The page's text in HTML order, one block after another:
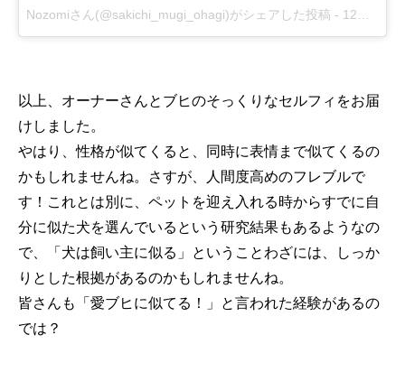
Nozomiさん(@sakichi_mugi_ohagi)がシェアした投稿 - 12月 15, 2017 at 4:25午後 PST
以上、オーナーさんとブヒのそっくりなセルフィをお届
けしました。
やはり、性格が似てくると、同時に表情まで似てくるの
かもしれませんね。さすが、人間度高めのフレブルで
す！これとは別に、ペットを迎え入れる時からすでに自
分に似た犬を選んでいるという研究結果もあるようなの
で、「犬は飼い主に似る」ということわざには、しっか
りとした根拠があるのかもしれませんね。
皆さんも「愛ブヒに似てる！」と言われた経験があるの
では？